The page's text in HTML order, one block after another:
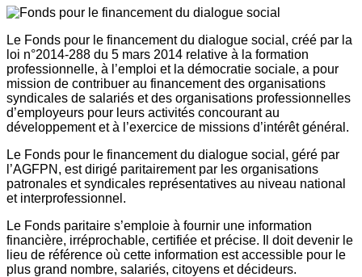
Le Fonds pour le financement du dialogue social, créé par la
loi n°2014-288 du 5 mars 2014 relative à la formation
professionnelle, à l’emploi et la démocratie sociale, a pour
mission de contribuer au financement des organisations
syndicales de salariés et des organisations professionnelles
d’employeurs pour leurs activités concourant au
développement et à l’exercice de missions d’intérêt général.
Le Fonds pour le financement du dialogue social, géré par
l’AGFPN, est dirigé paritairement par les organisations
patronales et syndicales représentatives au niveau national
et interprofessionnel.
Le Fonds paritaire s’emploie à fournir une information
financière, irréprochable, certifiée et précise. Il doit devenir le
lieu de référence où cette information est accessible pour le
plus grand nombre, salariés, citoyens et décideurs.